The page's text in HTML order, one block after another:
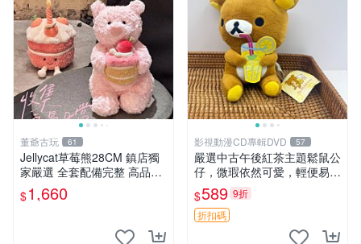
董爺古玩 61
Jellycat草莓熊28CM 鎮店獨
家嚴選 全套配備完整 高品質
收藏好物 紋章 玩具熊 定制熊
$1,660
影視動漫CD專輯DVD 57
嚴選中古午後紅茶主題鬆鼠公
仔，微瑕依然可愛，輕便易運
送 二手收藏推薦 工廠直營 快
遞到府 中古 玩偶 公仔
$589 9折
折扣碼